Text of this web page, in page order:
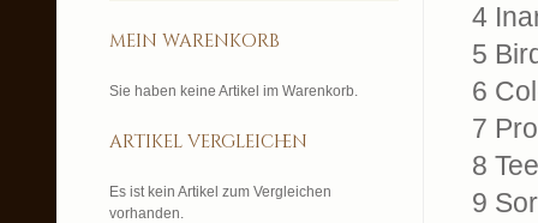
4
5
6
7
8
9
mein warenkorb
Sie haben keine Artikel im Warenkorb.
artikel vergleichen
Es ist kein Artikel zum Vergleichen
vorhanden.